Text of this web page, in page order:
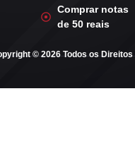
Comprar notas
de 50 reais
© 2026 Todos os